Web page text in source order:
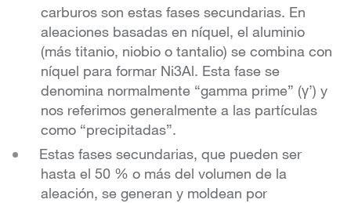
carburos son estas fases secundarias. En
aleaciones basadas en níquel, el aluminio
(más titanio, niobio o tantalio) se combina con
níquel para formar Ni3Al. Esta fase se
denomina normalmente “gamma prime” (γ’) y
nos referimos generalmente a las partículas
como “precipitadas”.
Estas fases secundarias, que pueden ser
hasta el 50 % o más del volumen de la
aleación, se generan y moldean por